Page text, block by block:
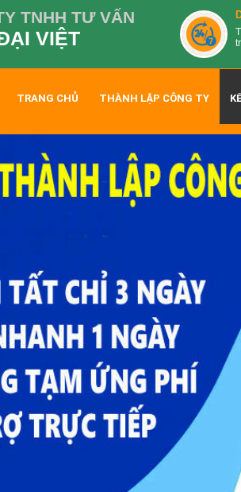
TNHH TƯ VẤN
VIỆT
TRANG CHỦ THÀNH LẬP CÔNG TY